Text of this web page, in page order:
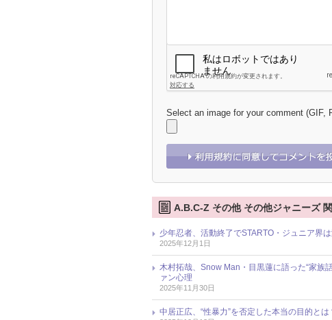
Select an image for your comment (GIF,
A.B.C-Z その他 その他ジャニーズ
少年忍者、活動終了でSTARTO・ジュニア界
2025年12月1日
木村拓哉、Snow Man・目黒蓮に語った“家族
ァン心理
2025年11月30日
中居正広、“性暴力”を否定した本当の目的と